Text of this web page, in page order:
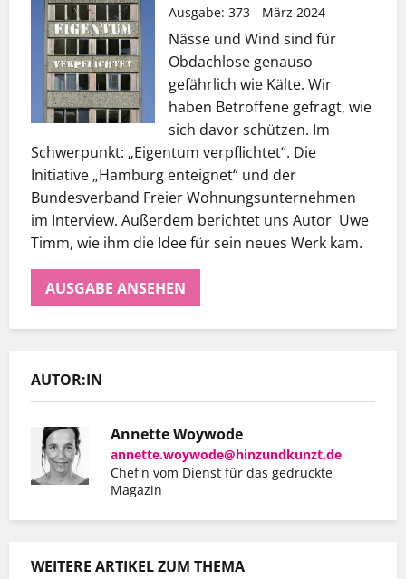
Ausgabe: 373 - März 2024
Nässe und Wind sind für
Obdachlose genauso
gefährlich wie Kälte. Wir
haben Betroffene gefragt, wie
sich davor schützen. Im
Schwerpunkt: „Eigentum verpflichtet“. Die
Initiative „Hamburg enteignet“ und der
Bundesverband Freier Wohnungsunternehmen
im Interview. Außerdem berichtet uns Autor Uwe
Timm, wie ihm die Idee für sein neues Werk kam.
AUSGABE ANSEHEN
AUTOR:IN
Annette Woywode
annette.woywode@hinzundkunzt.de
Chefin vom Dienst für das gedruckte
Magazin
WEITERE ARTIKEL ZUM THEMA